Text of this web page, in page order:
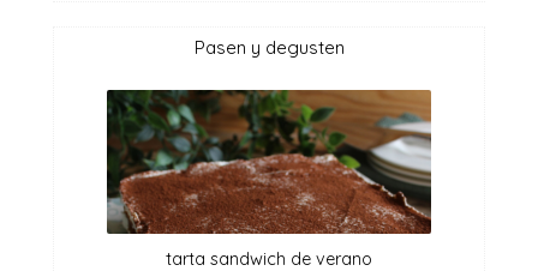
pasen y degusten
tarta sandwich de verano